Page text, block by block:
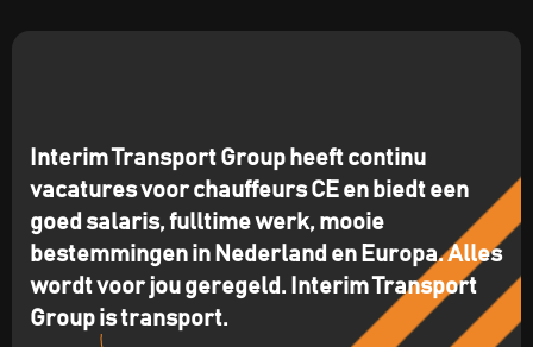
Interim Transport Group heeft continu
vacatures voor chauffeurs CE en biedt een
goed salaris, fulltime werk, mooie
bestemmingen in Nederland en Europa. Alles
wordt voor jou geregeld. Interim Transport
Group is transport.